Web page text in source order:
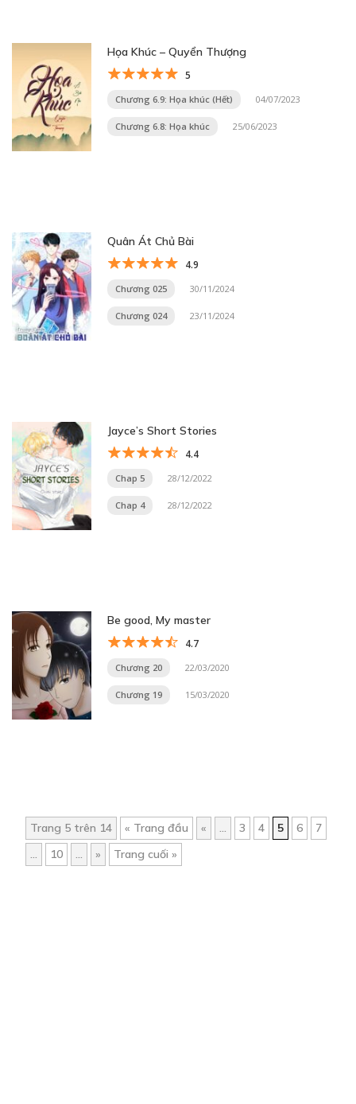
Họa Khúc – Quyển Thượng
5
Chương 6.9: Họa khúc (Hết) 04/07/2023
Chương 6.8: Họa khúc 25/06/2023
Quân Át Chủ Bài
4.9
Chương 025 30/11/2024
Chương 024 23/11/2024
Jayce’s Short Stories
4.4
Chap 5 28/12/2022
Chap 4 28/12/2022
Be good, My master
4.7
Chương 20 22/03/2020
Chương 19 15/03/2020
Trang 5 trên 14 « Trang đầu « ... 3 4 5 6
7
...
10 ... » Trang cuối »